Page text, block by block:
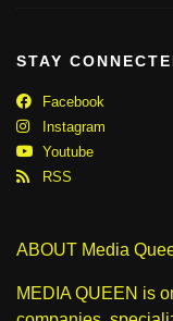
STAY
Facebook
Instagram
Youtube
RSS
ABOUT Media
MEDIA QUEEN is